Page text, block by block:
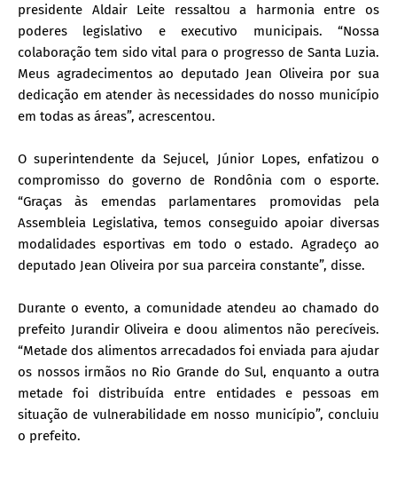
presidente Aldair Leite ressaltou a harmonia entre os
poderes legislativo e executivo municipais. “Nossa
colaboração tem sido vital para o progresso de Santa Luzia.
Meus agradecimentos ao deputado Jean Oliveira por sua
dedicação em atender às necessidades do nosso município
em todas as áreas”, acrescentou.
O superintendente da Sejucel, Júnior Lopes, enfatizou o
compromisso do governo de Rondônia com o esporte.
“Graças às emendas parlamentares promovidas pela
Assembleia Legislativa, temos conseguido apoiar diversas
modalidades esportivas em todo o estado. Agradeço ao
deputado Jean Oliveira por sua parceira constante”, disse.
Durante o evento, a comunidade atendeu ao chamado do
prefeito Jurandir Oliveira e doou alimentos não perecíveis.
“Metade dos alimentos arrecadados foi enviada para ajudar
os nossos irmãos no Rio Grande do Sul, enquanto a outra
metade foi distribuída entre entidades e pessoas em
situação de vulnerabilidade em nosso município”, concluiu
o prefeito.